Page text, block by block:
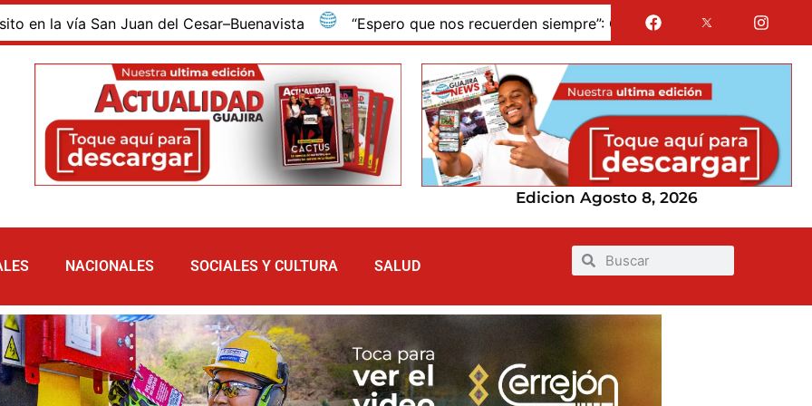
Juan del Cesar–Buenavista “Espero que nos recuerden siempre”: Gustavo Petro pronunció sus últimas
Edicion Agosto 8, 2026
NACIONALES SOCIALES Y CULTURA SALUD